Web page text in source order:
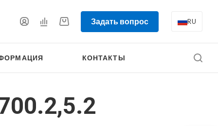
Задать вопрос RU
КОНТАКТЫ